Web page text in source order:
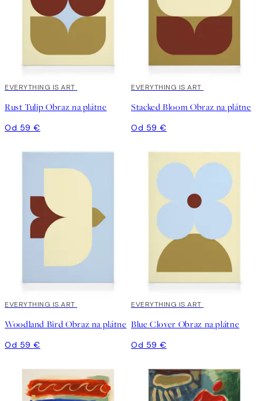
EVERYTHING IS ART
Rust Tulip Obraz na plátne
Od 59 €
EVERYTHING IS ART
Stacked Bloom Obraz na plátne
Od 59 €
EVERYTHING IS ART
Woodland Bird Obraz na plátne
Od 59 €
EVERYTHING IS ART
Blue Clover Obraz na plátne
Od 59 €